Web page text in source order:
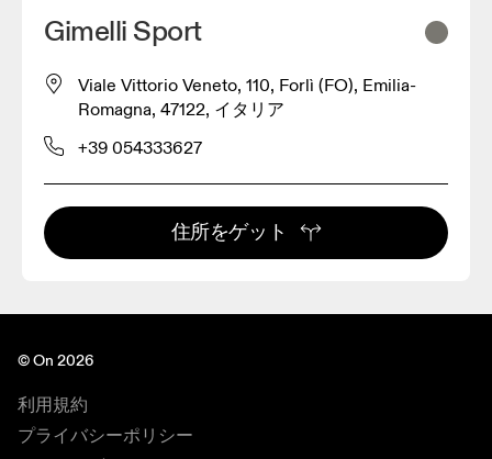
Gimelli Sport
Viale Vittorio Veneto, 110, Forlì (FO), Emilia-
Romagna, 47122, イタリア
+39 054333627
住所をゲット
© On 2026
利用規約
プライバシーポリシー